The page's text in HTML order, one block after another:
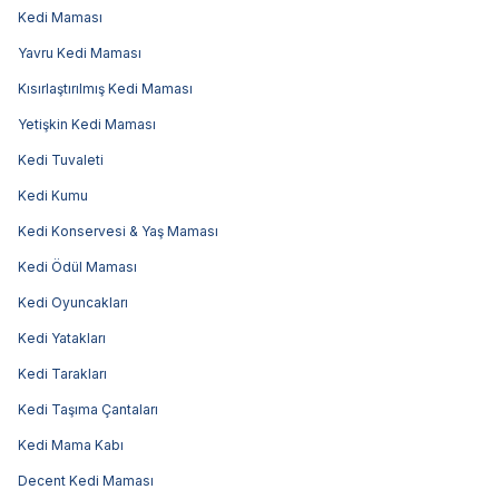
Kedi Maması
Yavru Kedi Maması
Kısırlaştırılmış Kedi Maması
Yetişkin Kedi Maması
Kedi Tuvaleti
Kedi Kumu
Kedi Konservesi & Yaş Maması
Kedi Ödül Maması
Kedi Oyuncakları
Kedi Yatakları
Kedi Tarakları
Kedi Taşıma Çantaları
Kedi Mama Kabı
Decent Kedi Maması